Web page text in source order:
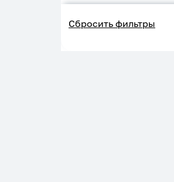
кормления
Сбросить фильтры